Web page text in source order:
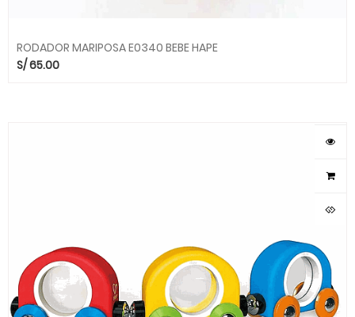
RODADOR MARIPOSA E0340 BEBE HAPE
S/65.00